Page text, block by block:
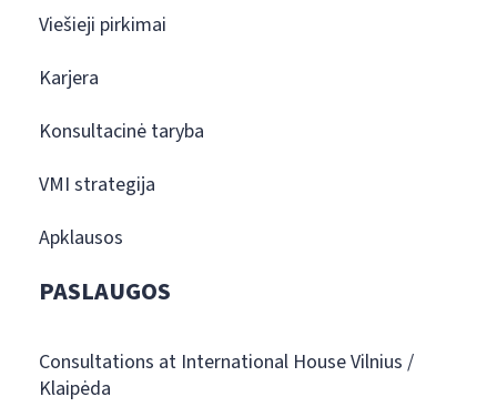
Viešieji pirkimai
Karjera
Konsultacinė taryba
VMI strategija
Apklausos
PASLAUGOS
Consultations at International House Vilnius /
Klaipėda